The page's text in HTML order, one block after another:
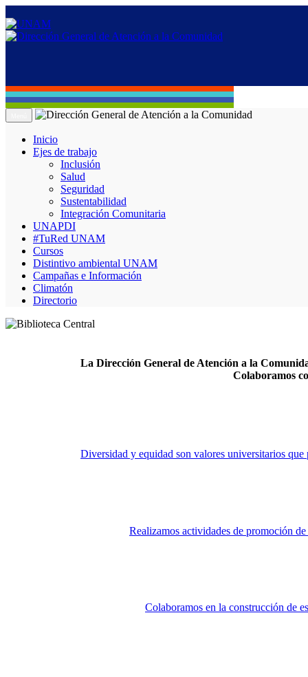
Inicio
Ejes de trabajo
Inclusión
Salud
Seguridad
Sustentabilidad
Integración Comunitaria
UNAPDI
#TuRed UNAM
Cursos
Distintivo ambiental UNAM
Campañas e Información
Climatón
Directorio
La Dirección General de Atención a la
Colaboramos
Diversidad y equidad son valores universitarios que
Realizamos actividades de promoción
Colaboramos en la construcción de